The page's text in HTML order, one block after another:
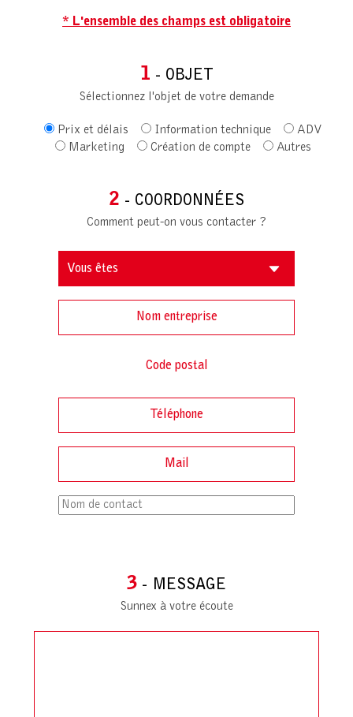
* L'ensemble des champs est obligatoire
1 - OBJET
Sélectionnez l'objet de votre demande
Prix et délais Information technique
ADV
Marketing
Création de compte Autres
2 - COORDONNÉES
Comment peut-on vous contacter ?
3 - MESSAGE
Sunnex à votre écoute